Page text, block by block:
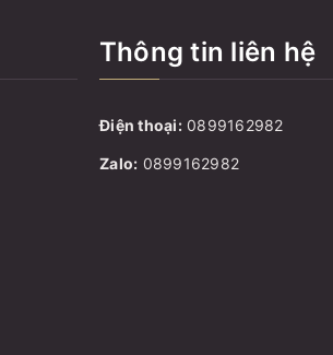
Thông tin liên hệ
Điện thoại: 0899162982
Zalo: 0899162982